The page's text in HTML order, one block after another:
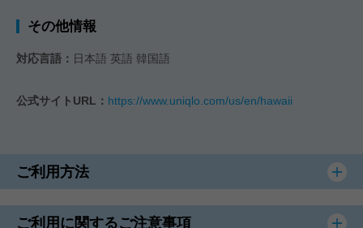
その他情報
対応言語： 日本語 英語 韓国語
公式サイトURL： https://www.uniqlo.com/us/en/hawaii
ご利用方法
ご利用に関するご注意事項